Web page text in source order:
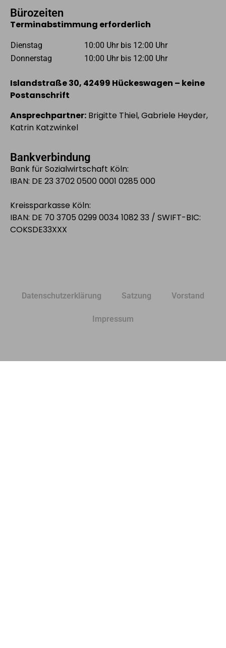
Bürozeiten
Terminabstimmung erforderlich
Dienstag
10:00 Uhr bis 12:00 Uhr
Donnerstag
10:00 Uhr bis 12:00 Uhr
Islandstraße 30, 42499 Hückeswagen – keine
Postanschrift
Ansprechpartner: Brigitte Thiel, Gabriele Heyder,
Katrin Katzwinkel
Bankverbindung
Bank für Sozialwirtschaft Köln:
IBAN: DE 23 3702 0500 0001 0285 000
Kreissparkasse Köln:
IBAN: DE 70 3705 0299 0034 1082 33 / SWIFT-BIC:
COKSDE33XXX
Datenschutzerklärung Satzung Vorstand
Impressum